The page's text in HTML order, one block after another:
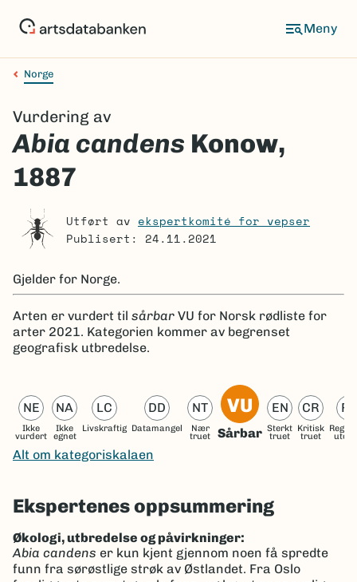
Meny
Navigasjonssti
Norge
Vurdering av
Abia candens Konow,
1887
Utført av ekspertkomité for vepser
Publisert: 24.11.2021
Gjelder for Norge.
Arten er vurdert til sårbar VU for Norsk rødliste for
arter 2021. Kategorien kommer av begrenset
geografisk utbredelse.
NE
Ikke
vurdert
NA
Ikke
egnet
LC
Livskraftig
DD
Datamangel
NT
Nær
truet
VU
Sårbar
EN
Sterkt
truet
CR
Kritisk
truet
RE
Alt om kategoriskalaen
Ekspertenes oppsummering
Økologi, utbredelse og påvirkninger:
Abia candens er kun kjent gjennom noen få spredte
funn fra sørøstlige strøk av Østlandet. Fra Oslo